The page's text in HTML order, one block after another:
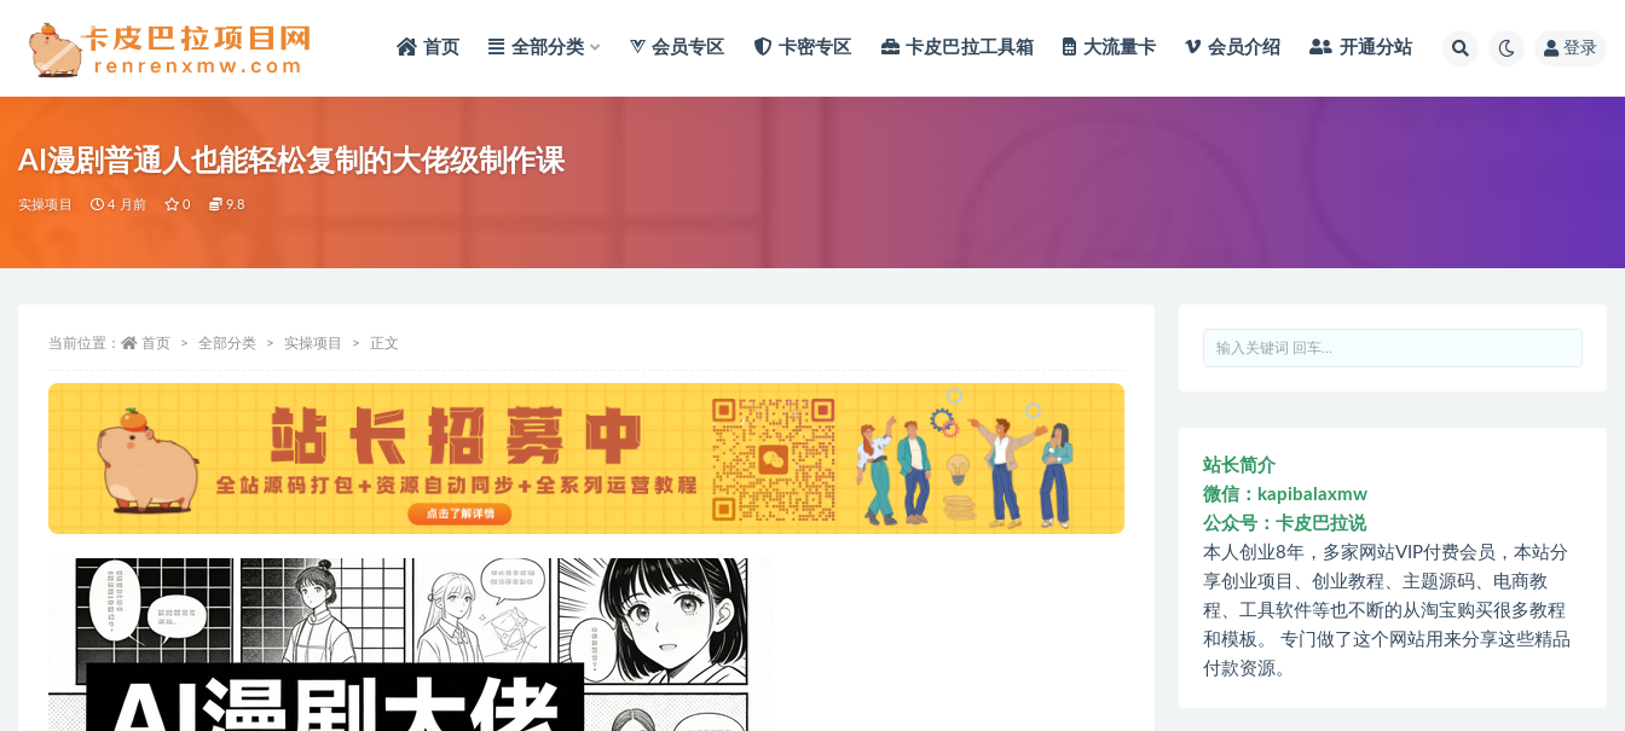
首页 全部分类 会员专区 卡密专区 卡皮巴拉工具箱 大流量卡 会员介绍 开通分站 登录
AI漫剧普通人也能轻松复制的大佬级制作课
实操项目 4 月前 0 9.8
当前位置： 首页 全部分类 实操项目 正文
站长简介
微信：kapibalaxmw
公众号：卡皮巴拉说
本人创业8年，多家网站VIP付费会员，本站分
享创业项目、创业教程、主题源码、电商教
程、工具软件等也不断的从淘宝购买很多教程
和模板。 专门做了这个网站用来分享这些精品
付款资源。